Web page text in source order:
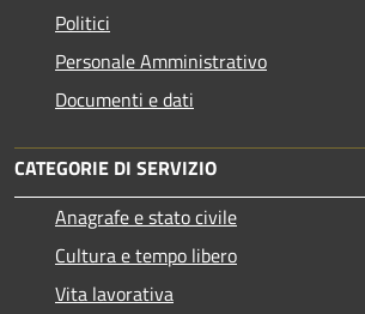
Politici
Personale Amministrativo
Documenti e dati
CATEGORIE DI SERVIZIO
Anagrafe e stato civile
Cultura e tempo libero
Vita lavorativa